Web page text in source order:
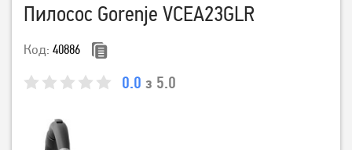
Пилосос Gorenje VCEA23GLR
Код: 40886
0.0 з 5.0